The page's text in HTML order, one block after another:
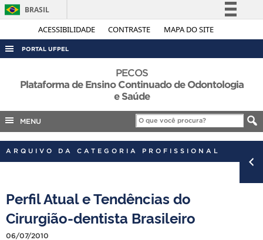
ACESSIBILIDADE CONTRASTE MAPA DO SITE
BRASIL
Simplifique!
Acesso à informação
Canais
PORTAL UFPEL
AUDITORIA
EDITAIS
TELEFONES
PECOS
Plataforma de Ensino Continuado de Odontologia
e Saúde
MENU
ARQUIVO DA CATEGORIA PROFISSIONAL
Perfil Atual e Tendências do
Cirurgião-dentista Brasileiro
06/07/2010